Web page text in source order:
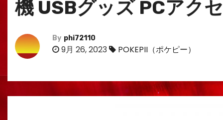
機 USBグッズ PCアク
By phi72110
9月 26, 2023 POKEPII（ポケピー）